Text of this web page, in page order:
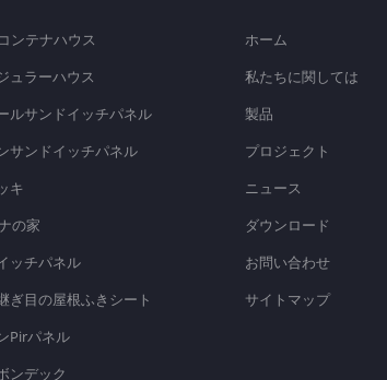
ンテナハウス
ュラーハウス
ルサンドイッチパネル
サンドイッチパネル
キ
の家
ッチパネル
ぎ目の屋根ふきシート
Pirパネル
ンデック
ホーム
私たちに関しては
製品
プロジェクト
ニュース
ダウンロード
お問い合わせ
サイトマップ